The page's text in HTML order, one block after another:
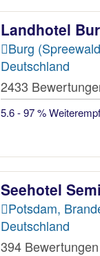
Landhotel
Burg
Deutschland
2433
5.6 - 97 %
Seehotel
Potsdam,
Deutschland
394 Bewertungen